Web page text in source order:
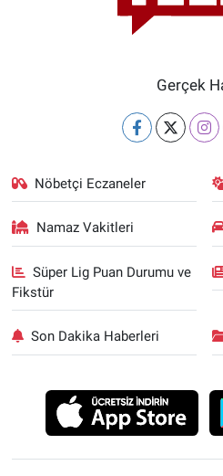
Gerçek
Nöbetçi Eczaneler
Namaz Vakitleri
Süper Lig Puan Durumu ve
Fikstür
Son Dakika Haberleri
Yerel Gündem
Canlı Yayın